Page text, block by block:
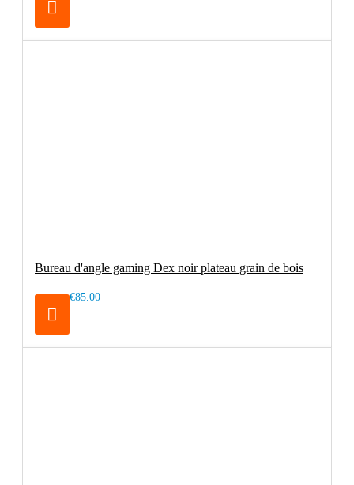
Bureau d'angle gaming Dex noir plateau grain de bois
€99.00 €85.00